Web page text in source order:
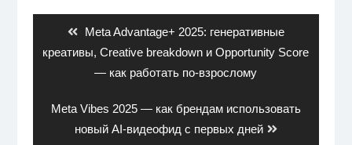
записямPrevious
post:
Meta Advantage+ 2025: генеративные
креативы, Creative breakdown и Opportunity Score
— как работать по-взрослому
Next
Meta Vibes 2025 — как брендам использовать
новый AI-видеофид с первых дней